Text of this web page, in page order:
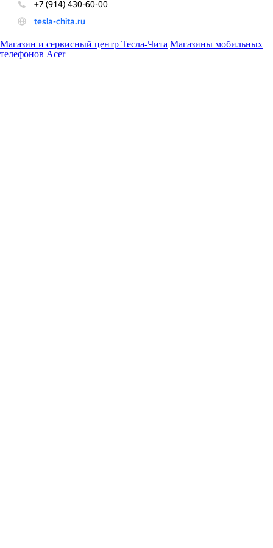
Магазин и сервисный центр Тесла-Чита Магазины мобильных
телефонов Acer